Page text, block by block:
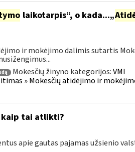
laikotarpis“, o kada...„
ir mokėjimo dalimis sutartis
Mokesčių žinyno kategorijos:VMI
» Mokesčių atidėjimo ir
tai atlikti?
apie gautas pajamas užsienio